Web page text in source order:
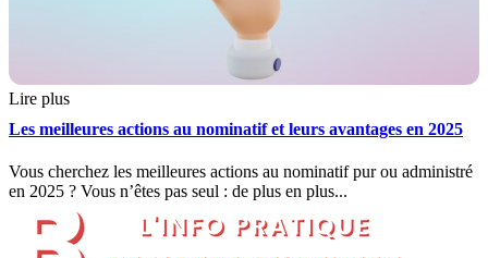
Lire plus
Les meilleures actions au nominatif et leurs avantages en 2025
Vous cherchez les meilleures actions au nominatif pur ou administré
en 2025 ? Vous n’êtes pas seul : de plus en plus...